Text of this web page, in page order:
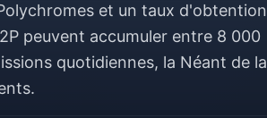
et un taux d'obtention
peuvent accumuler entre 8 000
quotidiennes, la Néant de la